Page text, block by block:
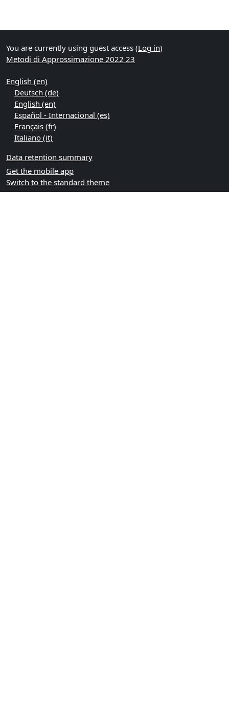
You are currently using guest access (Log in)
Metodi di Approssimazione 2022 23
English ‎(en)‎
Deutsch ‎(de)‎
English ‎(en)‎
Español - Internacional ‎(es)‎
Français ‎(fr)‎
Italiano ‎(it)‎
Data retention summary
Get the mobile app
Switch to the standard theme